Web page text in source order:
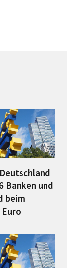
Banken und
beim